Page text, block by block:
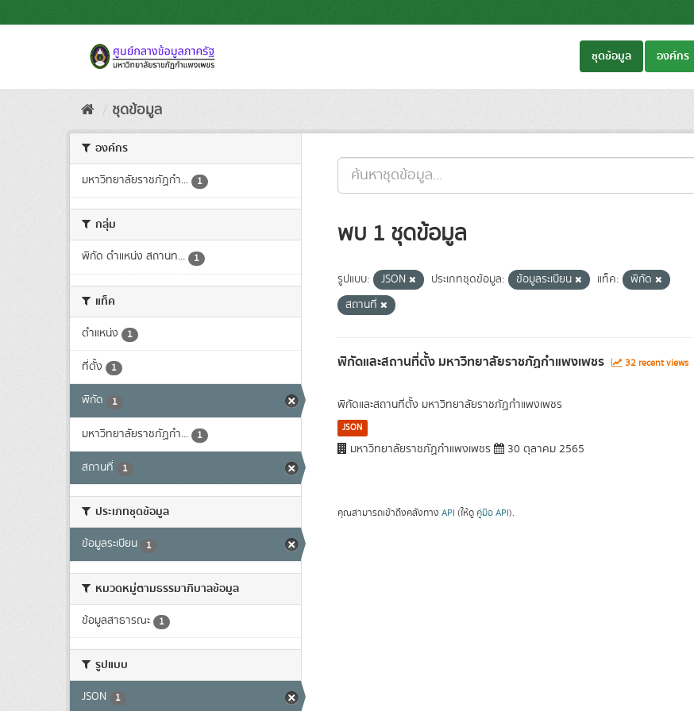
to
ชุดข้อมูล องค์กร
ชุดข้อมูล
องค์กร
มหาวิทยาลัยราชภัฏกำ... 1
กลุ่ม
พิกัด ตำแหน่ง สถานท... 1
แท็ค
ตำแหน่ง 1
ที่ตั้ง 1
พิกัด 1
มหาวิทยาลัยราชภัฏกำ... 1
สถานที่ 1
ประเภทชุดข้อมูล
ข้อมูลระเบียน 1
หมวดหมู่ตามธรรมาภิบาลข้อมูล
ข้อมูลสาธารณะ 1
รูปแบบ
JSON 1
พบ 1 ชุดข้อมูล
รูปแบบ: JSON ประเภทชุดข้อมูล: ข้อมูลระเบียน แท็ค:
พิกัด
สถานที่
พิกัดและสถานที่ตั้ง มหาวิทยาลัยราชภัฏกำแพงเพชร 32 recent views
พิกัดและสถานที่ตั้ง มหาวิทยาลัยราชภัฏกำแพงเพชร
JSON
มหาวิทยาลัยราชภัฏกำแพงเพชร 30 ตุลาคม 2565
คุณสามารถเข้าถึงคลังทาง API (ให้ดู คู่มือ API).